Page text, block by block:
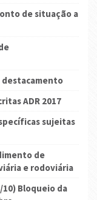
de situação a
destacamento
ADR 2017
sujeitas
de
e rodoviária
Bloqueio da